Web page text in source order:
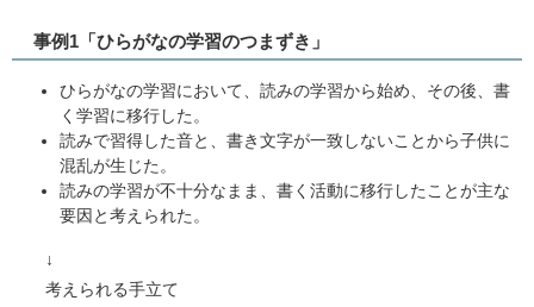
​事例1「ひらがなの学習のつまずき」
​ひらがなの学習において、読みの学習から始め、その後、書
く学習に移行した。
読みで習得した音と、書き文字が一致しないことから子供に
混乱が生じた。
読みの学習が不十分なまま、書く活動に移行したことが主な
要因と考えられた。
↓
考えられる手立て